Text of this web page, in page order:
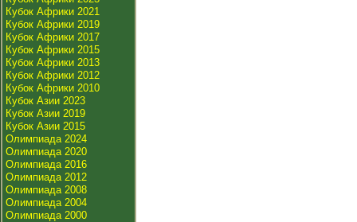
Кубок Африки 2021
Кубок Африки 2019
Кубок Африки 2017
Кубок Африки 2015
Кубок Африки 2013
Кубок Африки 2012
Кубок Африки 2010
Кубок Азии 2023
Кубок Азии 2019
Кубок Азии 2015
Олимпиада 2024
Олимпиада 2020
Олимпиада 2016
Олимпиада 2012
Олимпиада 2008
Олимпиада 2004
Олимпиада 2000